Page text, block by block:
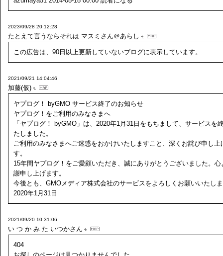
2023/09/28 20:12:28
たとえて言うならそれは マスミさん＠あらし
この広告は、90日以上更新していないブログに表示しています。
2021/09/21 14:04:46
加藤(仮)
ヤプログ！ byGMO サービス終了のお知らせ
ヤプログ！をご利用のみなさまへ
「ヤプログ！ byGMO」は、2020年1月31日をもちまして、サービスを
たしました。
ご利用のみなさまへご迷惑をおかけいたしますこと、深くお詫び申し上
す。
15年間ヤプログ！をご愛顧いただき、誠にありがとうございました。心
謝申し上げます。
今後とも、GMOメディア株式会社のサービスをよろしくお願いいたし
2020年1月31日
2021/09/20 10:31:06
い つ か み た いつかさん
404